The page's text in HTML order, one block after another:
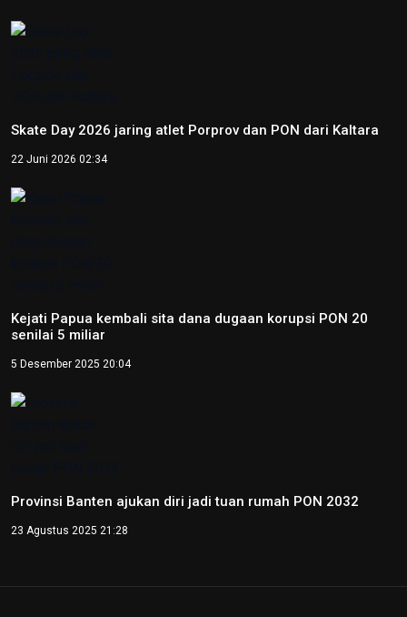
Skate Day 2026 jaring atlet Porprov dan PON dari Kaltara
22 Juni 2026 02:34
Kejati Papua kembali sita dana dugaan korupsi PON 20
senilai 5 miliar
5 Desember 2025 20:04
Provinsi Banten ajukan diri jadi tuan rumah PON 2032
23 Agustus 2025 21:28